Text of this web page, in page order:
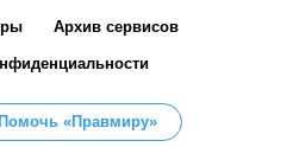
Архив сервисов
Помочь «Правмиру»